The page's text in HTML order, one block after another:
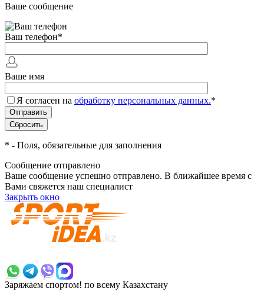
Ваше сообщение
Ваш телефон*
Ваше имя
Я согласен на обработку персональных данных.*
* - Поля, обязательные для заполнения
Сообщение отправлено
Ваше сообщение успешно отправлено. В ближайшее время с
Вами свяжется наш специалист
Закрыть окно
Заряжаем спортом! по всему Казахстану